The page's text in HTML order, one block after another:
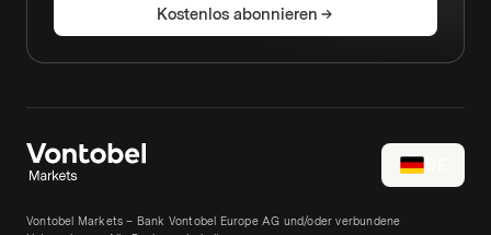
Kostenlos abonnieren
Vontobel Markets – Bank Vontobel Europe AG und/oder verbundene